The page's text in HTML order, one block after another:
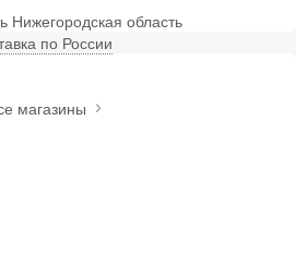
Нижегородская область
по России
магазины